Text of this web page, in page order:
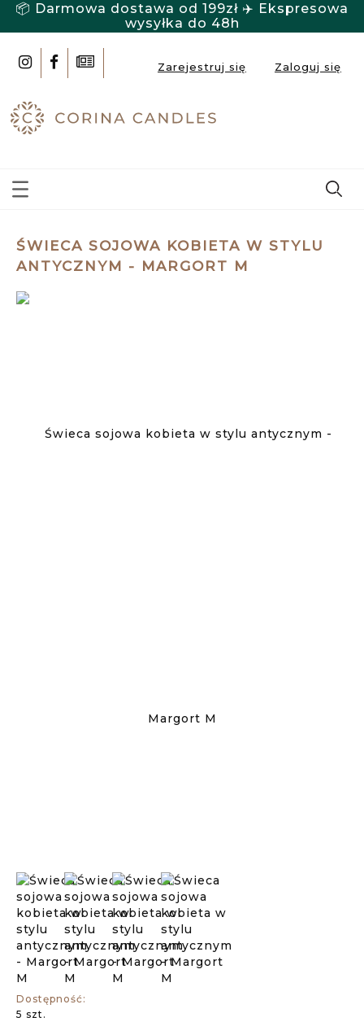
📦 Darmowa dostawa od 199zł ✈️ Ekspresowa
wysyłka do 48h
Zarejestruj się Zaloguj się
ŚWIECA SOJOWA KOBIETA W STYLU
ANTYCZNYM - MARGORT M
Dostępność:
5 szt.